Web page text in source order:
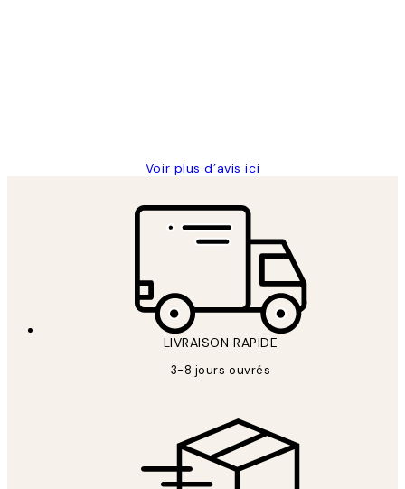
Voir plus d’avis ici
LIVRAISON RAPIDE
3-8 jours ouvrés